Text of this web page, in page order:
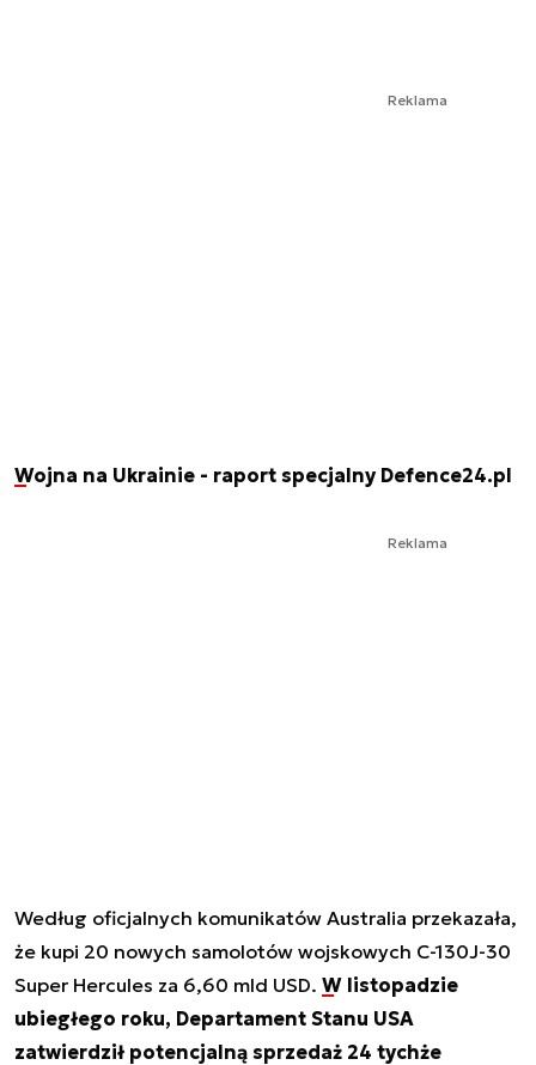
Reklama
Wojna na Ukrainie - raport specjalny Defence24.pl
Reklama
Według oficjalnych komunikatów Australia przekazała,
że kupi 20 nowych samolotów wojskowych C-130J-30
Super Hercules za 6,60 mld USD. W listopadzie
ubiegłego roku, Departament Stanu USA
zatwierdził potencjalną sprzedaż 24 tychże